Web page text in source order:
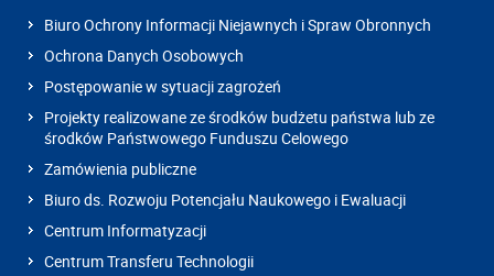
Biuro Ochrony Informacji Niejawnych i Spraw Obronnych
Ochrona Danych Osobowych
Postępowanie w sytuacji zagrożeń
Projekty realizowane ze środków budżetu państwa lub ze
środków Państwowego Funduszu Celowego
Zamówienia publiczne
Biuro ds. Rozwoju Potencjału Naukowego i Ewaluacji
Centrum Informatyzacji
Centrum Transferu Technologii